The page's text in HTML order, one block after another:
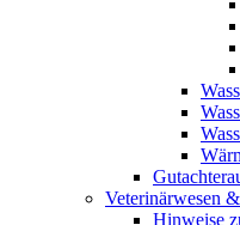
Veterinärwesen
Hinweise